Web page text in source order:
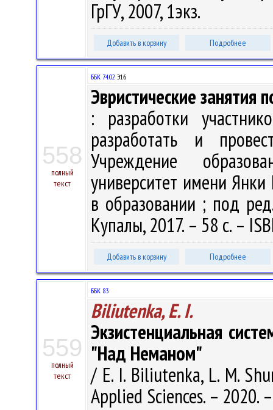
ГрГУ, 2007, 1экз.
Добавить в корзину Подробнее
558
полный
текст
ББК 74.02 Э16
Эвристические
: разработки
разработать и
Учреждение
университет имени
в образовании ; под
Купалы, 2017. – 58 с. –
Добавить в корзину Подробнее
559
полный
текст
ББК 83
Biliutenka, E. I.
Экзистенциальная
"Над Неманом"
/ E. I. Biliutenka, L. M.
Applied Sciences. –